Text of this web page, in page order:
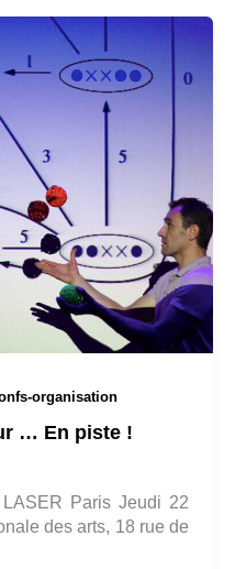
organisation
… En piste !
Paris Jeudi 22
des arts, 18 rue de